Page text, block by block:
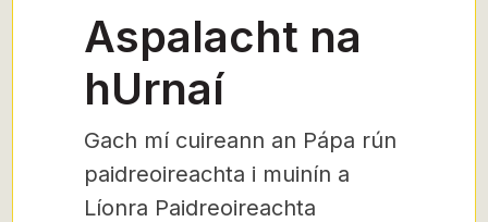
Aspalacht na
hUrnaí
Gach mí cuireann an Pápa rún
paidreoireachta i muinín a
Líonra Paidreoireachta